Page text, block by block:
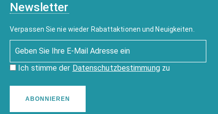
Newsletter
Verpassen Sie nie wieder Rabattaktionen und Neuigkeiten.
Ich stimme der Datenschutzbestimmungzu
ABONNIEREN